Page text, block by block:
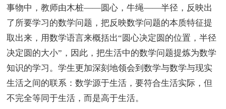
事物中，教师由木桩——圆心，牛绳——半径，反映出
了所要学习的数学问题，把反映数学问题的本质特征提
取出来，用数学语言来概括出“圆心决定圆的位置，半径
决定圆的大小”，因此，把生活中的数学问题提炼为数学
知识的学习。学生更加深刻地领会到数学与数学与现实
生活之间的联系：数学源于生活，要符合生活实际，但
不完全等同于生活，而是高于生活。